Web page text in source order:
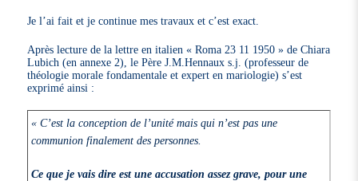
Je l’ai fait et je continue mes travaux et c’est exact.
Après lecture de la lettre en italien « Roma 23 11 1950 » de Chiara
Lubich (en annexe 2), le Père J.M.Hennaux s.j. (professeur de
théologie morale fondamentale et expert en mariologie) s’est
exprimé ainsi :
« C’est la conception de l’unité mais qui n’est pas une
communion finalement des personnes.
Ce que je vais dire est une accusation assez grave, pour une